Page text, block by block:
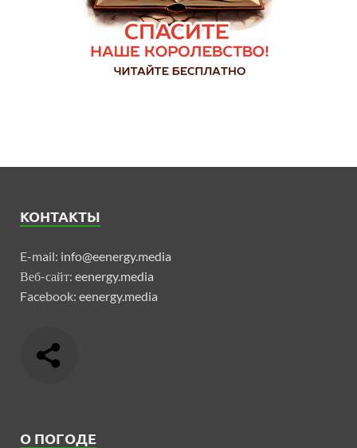
КОНТАКТЫ
E-mail: info@eenergy.media
Веб-сайт: eenergy.media
Facebook: eenergy.media
О ПОГОДЕ